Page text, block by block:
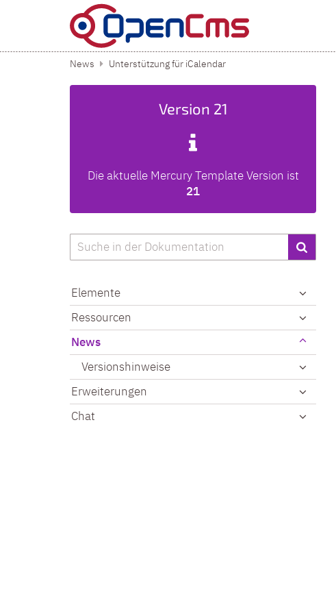
Zum Inhalt springen
News Unterstützung für iCalendar
Version 21
Die aktuelle Mercury Template Version ist
21
Suche
Elemente
Ressourcen
News
Versionshinweise
Erweiterungen
Chat